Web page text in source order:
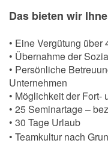
Das bieten wir
• Eine Vergütung über
• Übernahme der
• Persönliche
Unternehmen
• Möglichkeit der Fort-
• 25 Seminartage –
• 30 Tage Urlaub
• Teamkultur nach